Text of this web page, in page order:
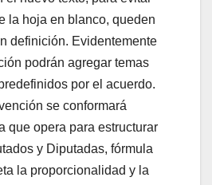
la hoja en blanco, queden
definición. Evidentemente
podrán agregar temas
por el acuerdo.
se conformará
que opera para estructurar
y Diputadas, fórmula
la proporcionalidad y la